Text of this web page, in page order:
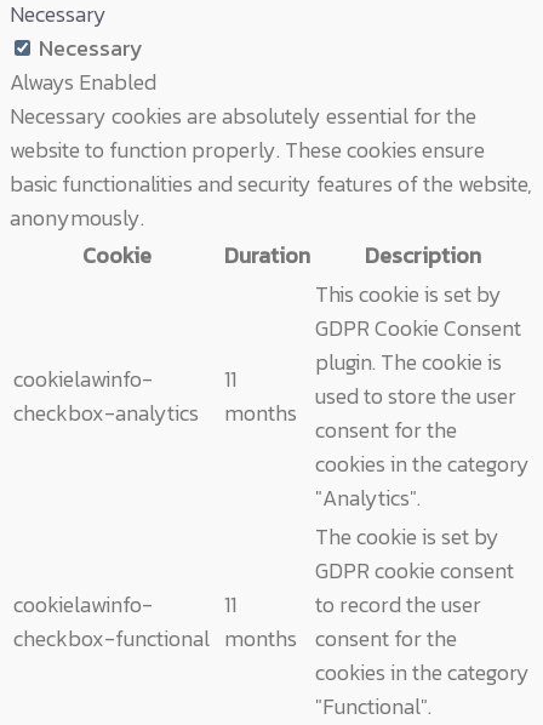
Necessary
Necessary
Always Enabled
Necessary cookies are absolutely essential for the
website to function properly. These cookies ensure
basic functionalities and security features of the website,
anonymously.
Cookie
Duration Description
cookielawinfo-
checkbox-analytics
11
months
This cookie is set by
GDPR Cookie Consent
plugin. The cookie is
used to store the user
consent for the
cookies in the category
"Analytics".
cookielawinfo-
checkbox-functional
11
months
The cookie is set by
GDPR cookie consent
to record the user
consent for the
cookies in the category
"Functional".